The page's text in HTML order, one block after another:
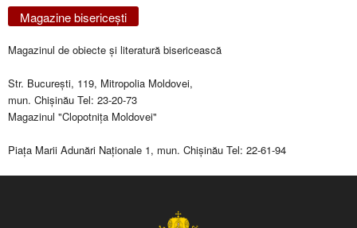
Magazine bisericeşti
Magazinul de obiecte şi literatură bisericească
Str. Bucureşti, 119, Mitropolia Moldovei,
mun. Chişinău Tel: 23-20-73
Magazinul "Clopotniţa Moldovei"
Piaţa Marii Adunări Naţionale 1, mun. Chişinău Tel: 22-61-94